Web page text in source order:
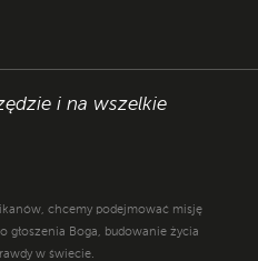
i na wszelkie
chcemy podejmować misję
głoszenia Boga, budowanie życia
w świecie.